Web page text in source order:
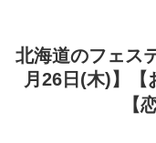
北海道のフェス
月26日(木)】【
【